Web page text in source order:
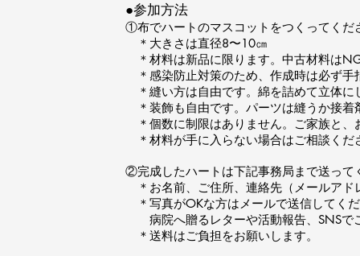
●参加方法
①布でハートのマスコットをつくってくだ
＊大きさは直径8〜10㎝
＊材料は新品に限ります。中古材料は
＊感染防止対策のため、作成時は必ず手
＊縫い方は自由です。綿を詰めて立体に
＊装飾も自由です。パーツは縫うか接着
＊個数に制限はありません。ご家族と、
＊材料が手に入らない場合はご相談くだ
②完成したハートは下記事務局まで送って
＊お名前、ご住所、連絡先（メールアド
＊写真がOKな方はメールで送信してく
病院へ贈るレターや活動報告、SNSで
＊送料はご負担をお願いします。